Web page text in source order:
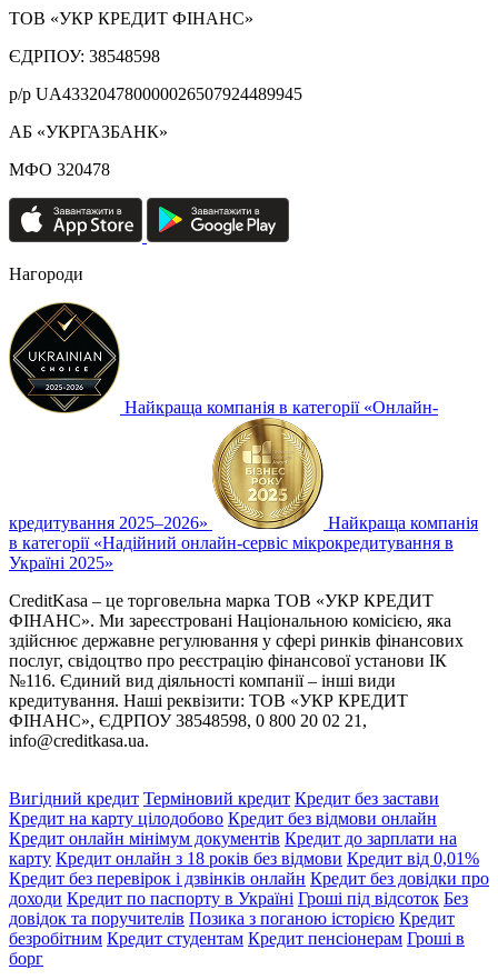
ТОВ «УКР КРЕДИТ ФІНАНС»
ЄДРПОУ: 38548598
р/р UA433204780000026507924489945
АБ «УКРГАЗБАНК»
МФО 320478
Нагороди
Найкраща компанія в категорії «Онлайн-
кредитування 2025–2026»
Найкраща компанія
в категорії «Надійний онлайн-сервіс мікрокредитування в
Україні 2025»
CreditKasa – це торговельна марка ТОВ «УКР КРЕДИТ
ФІНАНС». Ми зареєстровані Національною комісією, яка
здійснює державне регулювання у сфері ринків фінансових
послуг, свідоцтво про реєстрацію фінансової установи ІК
№116. Єдиний вид діяльності компанії – інші види
кредитування. Наші реквізити: ТОВ «УКР КРЕДИТ
ФІНАНС», ЄДРПОУ 38548598, 0 800 20 02 21,
info@creditkasa.ua.
Вигідний кредит Терміновий кредит Кредит без застави
Кредит на карту цілодобово Кредит без відмови онлайн
Кредит онлайн мінімум документів Кредит до зарплати на
карту Кредит онлайн з 18 років без відмови Кредит від 0,01%
Кредит без перевірок і дзвінків онлайн Кредит без довідки про
доходи Кредит по паспорту в Україні Гроші під відсоток Без
довідок та поручителів Позика з поганою історією Кредит
безробітним Кредит студентам Кредит пенсіонерам Гроші в
борг